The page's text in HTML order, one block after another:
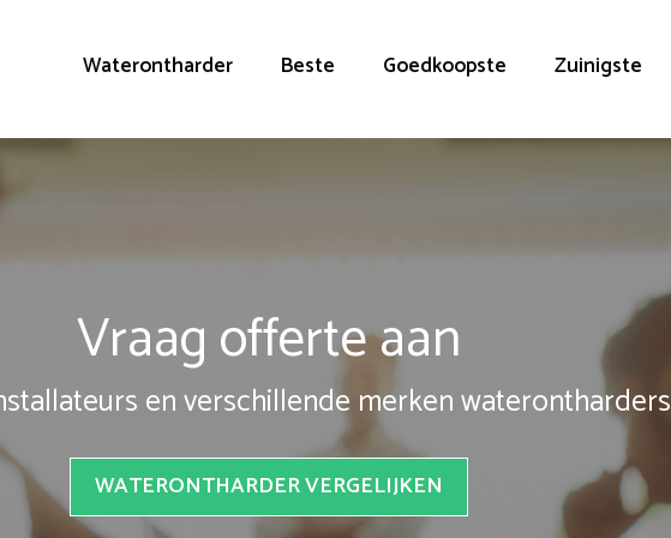
Waterontharder Beste Goedkoopste Zuinigste
Vraag offerte aan
en verschillende merken waterontharders
WATERONTHARDER VERGELIJKEN